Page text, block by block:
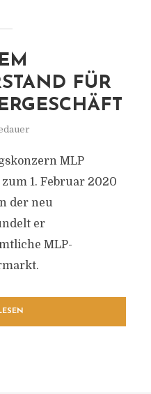
FÜR
MLP
1. Februar 2020
der neu
er
MLP-